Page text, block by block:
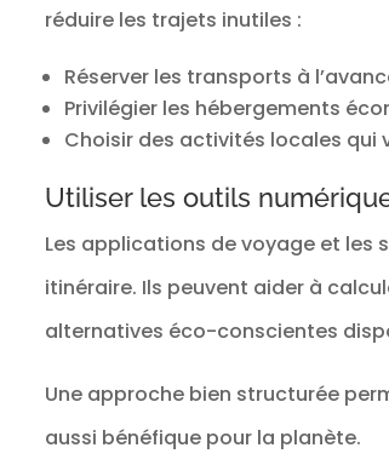
réduire les trajets inutiles :
Réserver les transports à
Privilégier les hébergements
Choisir des activités locales
Utiliser les outils
Les applications de voyage et les
itinéraire. Ils peuvent aider à
alternatives éco-conscientes
Une approche bien structurée
aussi bénéfique pour la planète.